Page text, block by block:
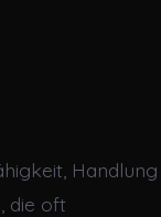
Handlung
die oft